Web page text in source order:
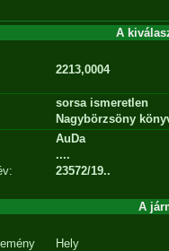
A
2213,0004
sorsa ismeretlen
Nagybörzsöny
AuDa
....
23572/19..
A
Hely